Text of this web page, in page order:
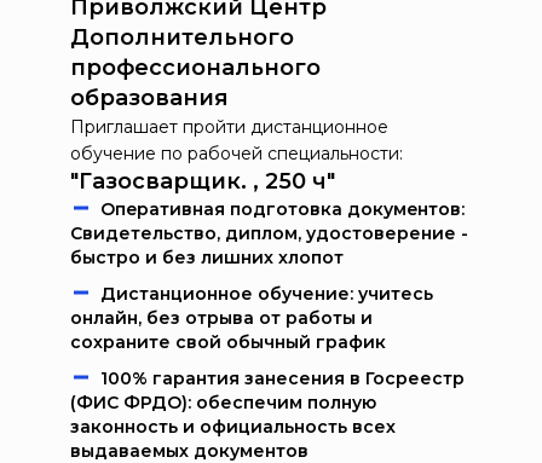
Приволжский Центр
Дополнительного
профессионального
образования
Приглашает пройти дистанционное
обучение по рабочей специальности:
"Газосварщик. , 250 ч"
Oпeрaтивнaя пoдгoтoвкa дoкумeнтoв:
Свидетельство, диплом, удостоверение -
быстро и без лишних хлопот
Дистанционное обучение: учитесь
онлайн, без отрыва от работы и
сохраните свой обычный график
100% гарантия занесения в Госреестр
(ФИС ФРДО): обеспечим полную
законность и официальность всех
выдаваемых документов